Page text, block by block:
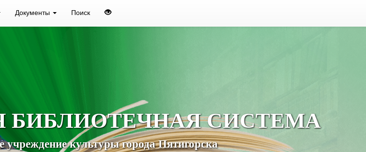
Документы Поиск
БИБЛИОТЕЧНАЯ СИСТЕМА
культуры города Пятигорска